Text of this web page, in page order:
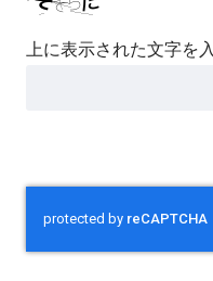
上に表示された文字を